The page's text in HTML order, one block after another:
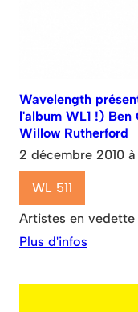
Wavelength
l'album WL1 !) Ben
Willow Rutherford
2 décembre 2010
WL 511
Artistes en vedette
Plus d'infos